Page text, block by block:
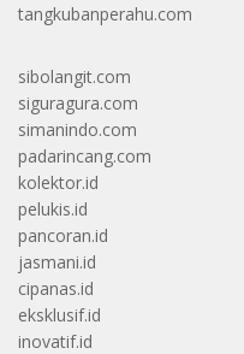
tangkubanperahu.com
sibolangit.com
siguragura.com
simanindo.com
padarincang.com
kolektor.id
pelukis.id
pancoran.id
jasmani.id
cipanas.id
eksklusif.id
inovatif.id